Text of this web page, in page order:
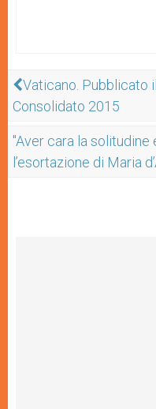
Vaticano. Pubblicato
Consolidato 2015
"Aver cara la solitudine
l’esortazione di Maria